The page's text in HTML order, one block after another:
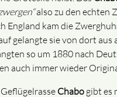
also zu den echten
England kam die
gelangte sie von dort
so um 1880 nach
auch immer wieder
Chabogibt es